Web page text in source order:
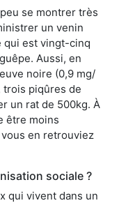
se montrer très
un venin
qui est vingt-cinq
Aussi, en
noire (0,9 mg/
trois piqûres de
un rat de 500kg. À
être moins
en retrouviez
sociale ?
qui vivent dans un